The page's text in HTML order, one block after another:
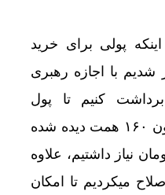
پولی برای خرید
شدیم با اجازه رهبری
کنیم تا پول
گندمکاران را بدهیم. در قانون ۱۶۰ همت دیده شده
تومان نیاز داشتیم، علاوه
میکردیم تا امکان